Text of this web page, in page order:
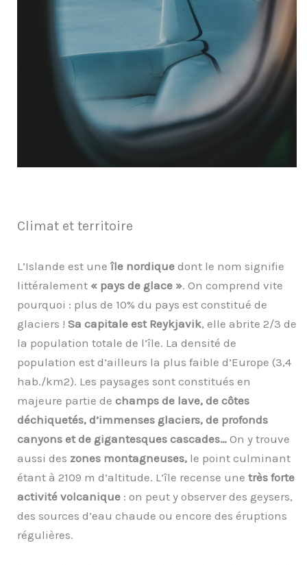
Climat et territoire
L’Islande est une île nordique dont le nom signifie
littéralement « pays de glace ». On comprend vite
pourquoi : plus de 10% du pays est constitué de
glaciers ! Sa capitale est Reykjavik, elle abrite 2/3 de
la population totale de l’île. La densité de
population est d’ailleurs la plus faible d’Europe (3,4
hab./km2). Les paysages sont constitués en
majeure partie de champs de lave, de côtes
déchiquetés, d’immenses glaciers, de profonds
canyons et de gigantesques cascades… On y trouve
aussi des zones montagneuses, le point culminant
étant à 2109 m d’altitude. L’île recense une très forte
activité volcanique : on peut y observer des geysers,
des sources d’eau chaude ou encore des éruptions
régulières.